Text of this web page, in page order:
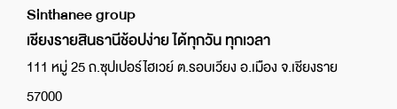
Sinthanee group
เชียงรายสินธานีช้อปง่าย ได้ทุกวัน ทุกเวลา
111 หมู่ 25 ถ.ซุปเปอร์ไฮเวย์ ต.รอบเวียง อ.เมือง จ.เชียงราย
57000